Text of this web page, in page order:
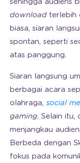
sehingga audiens
download terlebih
biasa, siaran
spontan, seperti
atas panggung.
Siaran langsung
berbagai acara
olahraga, social
gaming. Selain itu,
menjangkau
Berbeda dengan
fokus pada